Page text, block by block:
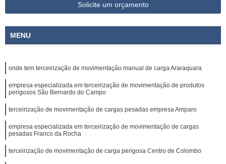
Solicite um orçamento
MENU
onde tem terceirização de movimentação manual de carga Araraquara
empresa especializada em terceirização de movimentação de produtos
perigosos São Bernardo do Campo
terceirização de movimentação de cargas pesadas empresa Amparo
empresa especializada em terceirização de movimentação de cargas
pesadas Franco da Rocha
terceirização de movimentação de carga perigosa Centro de Colombo